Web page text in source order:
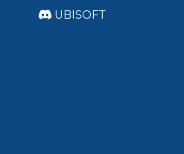
UBISOFT